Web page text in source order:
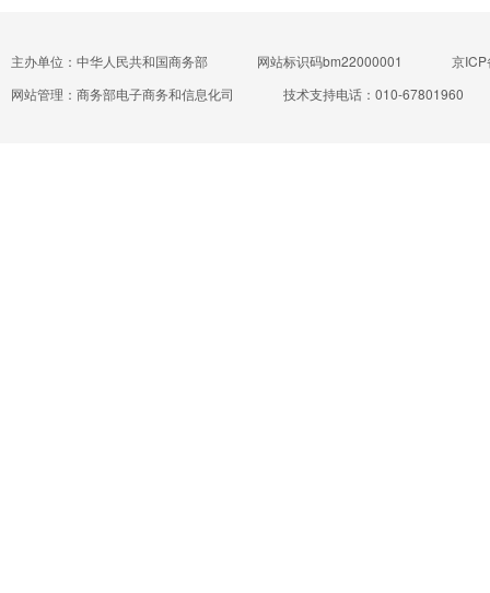
主办单位：中华人民共和国商务部 网站标识码bm22000001
京
网站管理：商务部电子商务和信息化司
技术支持电话：010-67801960